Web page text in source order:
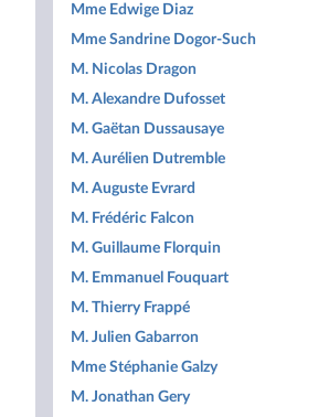
Mme Edwige Diaz
Mme Sandrine Dogor-Such
M. Nicolas Dragon
M. Alexandre Dufosset
M. Gaëtan Dussausaye
M. Aurélien Dutremble
M. Auguste Evrard
M. Frédéric Falcon
M. Guillaume Florquin
M. Emmanuel Fouquart
M. Thierry Frappé
M. Julien Gabarron
Mme Stéphanie Galzy
M. Jonathan Gery